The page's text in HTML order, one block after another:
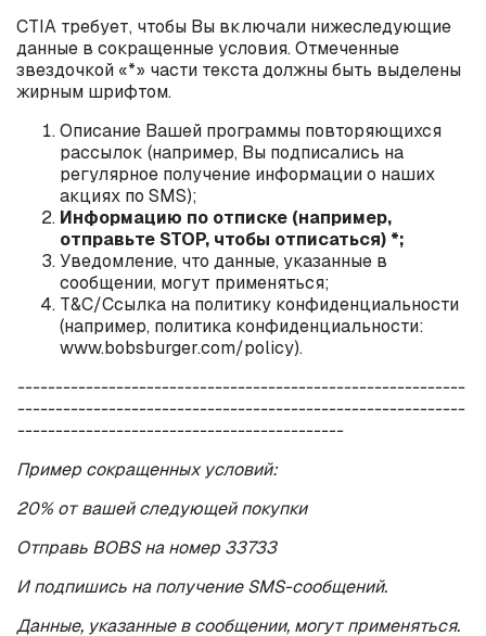
CTIA требует, чтобы Вы включали нижеследующие
данные в сокращенные условия. Отмеченные
звездочкой «*» части текста должны быть выделены
жирным шрифтом.
Описание Вашей программы повторяющихся
рассылок (например, Вы подписались на
регулярное получение информации о наших
акциях по SMS);
Информацию по отписке (например,
отправьте STOP, чтобы отписаться) *;
Уведомление, что данные, указанные в
сообщении, могут применяться;
T&C/Ссылка на политику конфиденциальности
(например, политика конфиденциальности:
www.bobsburger.com/policy).
-----------------------------------------------------------
-----------------------------------------------------------
-------------------------------------------
Пример сокращенных условий:
20% от вашей следующей покупки
Отправь BOBSна номер 33733
И подпишись на получениеSMS-сообщений.
Данные, указанные в сообщении, могут применяться.